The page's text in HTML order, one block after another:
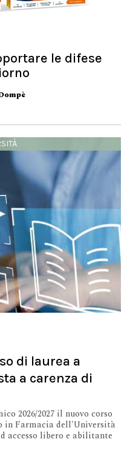
le difese
di laurea a
a carenza di
2026/2027 il nuovo corso
in Farmacia dell'Università
accesso libero e abilitante